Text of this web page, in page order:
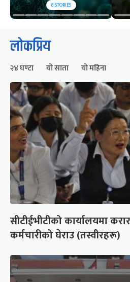
8STORIES
लोकप्रिय
२४ घण्टा यो साता यो महिना
सीटीईभीटीको कार्यालयमा
कर्मचारीको घेराउ (तस्वीरहरू)